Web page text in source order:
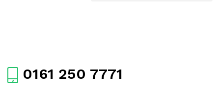
0161 250 7771